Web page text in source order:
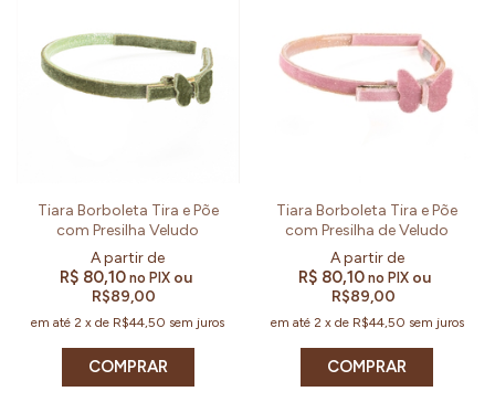
Tiara Borboleta Tira e Põe
com Presilha Veludo
R$ 80,10no PIX ou
R$89,00
em até2 xde R$44,50 sem juros
COMPRAR
Tiara Borboleta Tira e Põe
com Presilha de Veludo
R$ 80,10 no PIX ou
R$89,00
em até 2 x de R$44,50 sem juros
COMPRAR